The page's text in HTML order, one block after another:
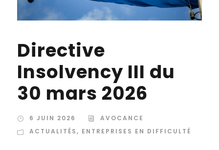
Directive
Insolvency III du
30 mars 2026
6 JUIN 2026
AVOCANCE
ACTUALITÉS, ENTREPRISES EN DIFFICULTÉ